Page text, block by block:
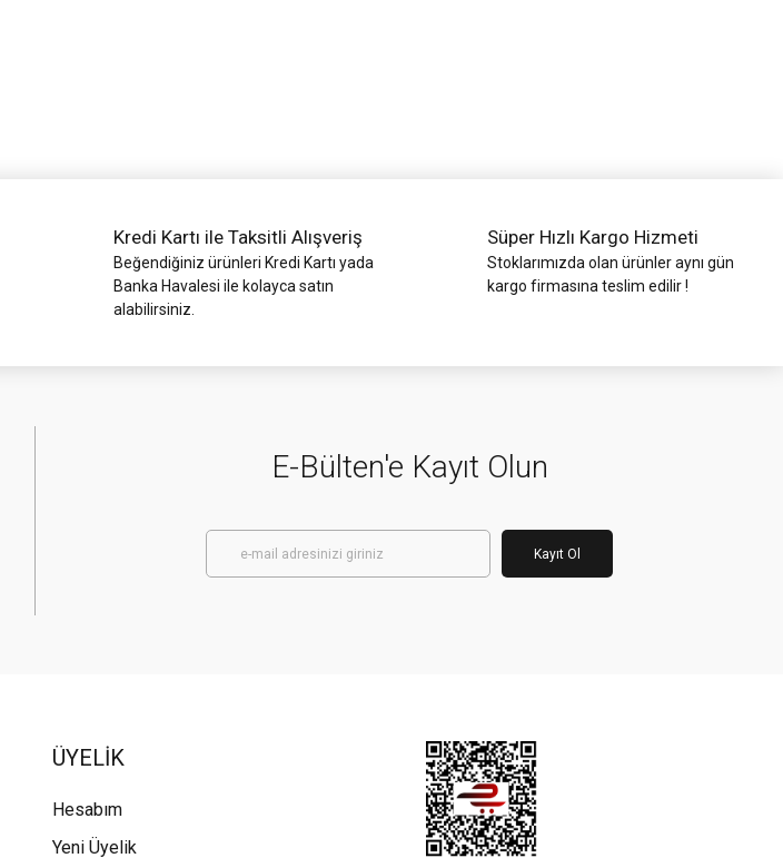
Kredi Kartı ile Taksitli Alışveriş
Beğendiğiniz ürünleri Kredi Kartı yada
Banka Havalesi ile kolayca satın
alabilirsiniz.
Süper Hızlı Kargo Hizmeti
Stoklarımızda olan ürünler aynı gün
kargo firmasına teslim edilir !
E-Bülten'e Kayıt Olun
Kayıt Ol
ÜYELİK
Hesabım
Yeni Üyelik